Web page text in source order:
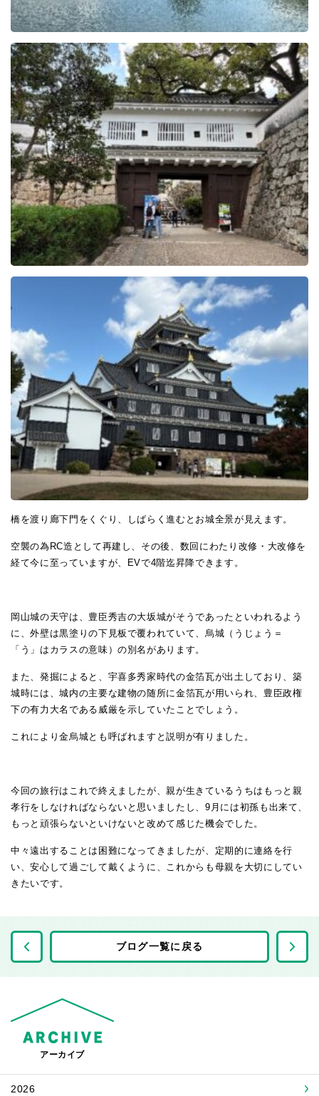
橋を渡り廊下門をくぐり、しばらく進むとお城全景が見えます。
空襲の為RC造として再建し、その後、数回にわたり改修・大改修を
経て今に至っていますが、EVで4階迄昇降できます。
岡山城の天守は、豊臣秀吉の大坂城がそうであったといわれるよう
に、外壁は黒塗りの下見板で覆われていて、烏城（うじょう＝
「う」はカラスの意味）の別名があります。
また、発掘によると、宇喜多秀家時代の金箔瓦が出土しており、築
城時には、城内の主要な建物の随所に金箔瓦が用いられ、豊臣政権
下の有力大名である威厳を示していたことでしょう。
これにより金烏城とも呼ばれますと説明が有りました。
今回の旅行はこれで終えましたが、親が生きているうちはもっと親
孝行をしなければならないと思いましたし、9月には初孫も出来て、
もっと頑張らないといけないと改めて感じた機会でした。
中々遠出することは困難になってきましたが、定期的に連絡を行
い、安心して過ごして戴くように、これからも母親を大切にしてい
きたいです。
ブログ一覧に戻る
アーカイブ
2026